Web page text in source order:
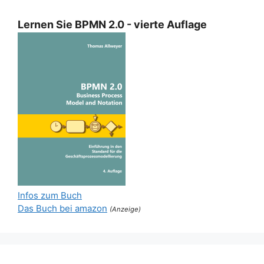
Lernen Sie BPMN 2.0 - vierte Auflage
Infos zum Buch
Das Buch bei amazon (Anzeige)